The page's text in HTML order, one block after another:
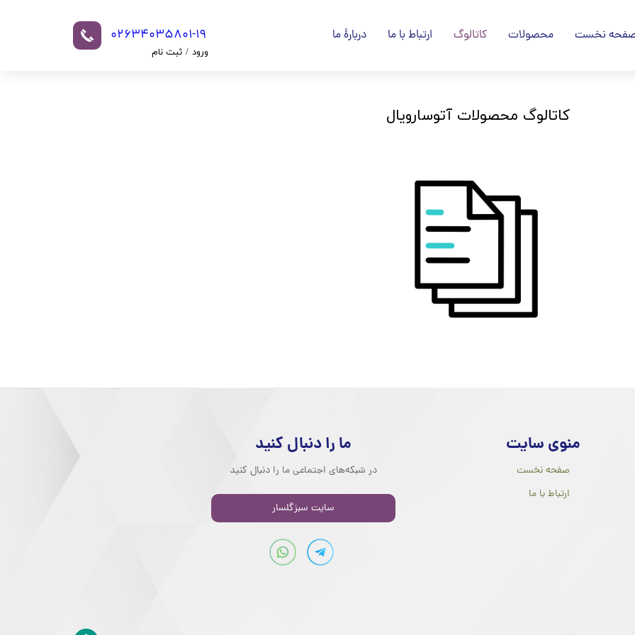
02634035801-19​​​​​​​​​​​​​​ نخست محصولات کاتالوگ ارتباط با ما دربارۀ ما
ورود / ثبت نام
کاتالوگ محصولات آتوسارویال
منوی سایت
صفحه نخست
ارتباط با ما
در شبکه‌های اجتماعی ما را دنبال کنید
ما را دنبال کنید
سایت سبزگلسار